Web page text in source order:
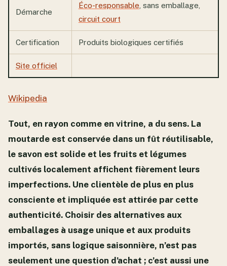
Démarche
Éco-responsable , sans emballage,
circuit court
Certification Produits biologiques certifiés
Site officiel
Wikipedia
Tout, en rayon comme en vitrine, a du sens. La
moutarde est conservée dans un fût réutilisable,
le savon est solide et les fruits et légumes
cultivés localement affichent fièrement leurs
imperfections. Une clientèle de plus en plus
consciente et impliquée est attirée par cette
authenticité. Choisir des alternatives aux
emballages à usage unique et aux produits
importés, sans logique saisonnière, n’est pas
seulement une question d’achat ; c’est aussi une